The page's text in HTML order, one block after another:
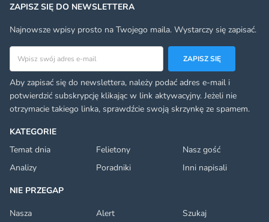
KATEGORIE
Temat dnia
Felietony
Nasz gość
Analizy
Poradniki
Inni napisali
NIE PRZEGAP
Nasza
Alert Szukaj
ZAPISZ SIĘ DO NEWSLETTERA
Najnowsze wpisy prosto na Twojego maila. Wystarczy się zapisać.
Adres email
ZAPISZ SIĘ
Aby zapisać się do newslettera, należy podać adres e-mail i
potwierdzić subskrypcję klikając w link aktywacyjny. Jeżeli nie
otrzymacie takiego linka, sprawdźcie swoją skrzynkę ze spamem.